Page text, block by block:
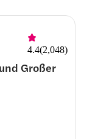
4.4(2,048)
Großer